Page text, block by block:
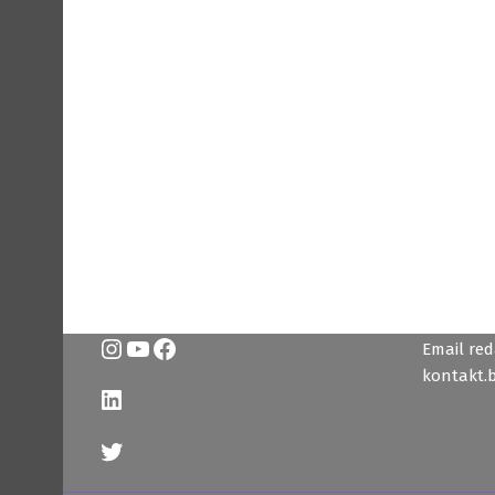
Instagram
YouTube
Facebook
LinkedIn
Twitter
Email